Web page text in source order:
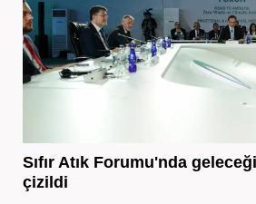
Sıfır Atık Forumu'nda
çizildi